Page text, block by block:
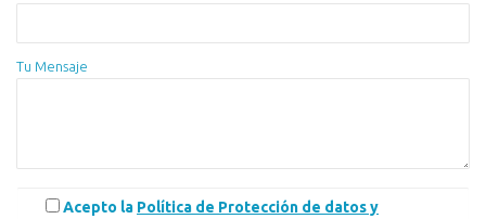
Tu Mensaje
Acepto la Política de Protección de datos y